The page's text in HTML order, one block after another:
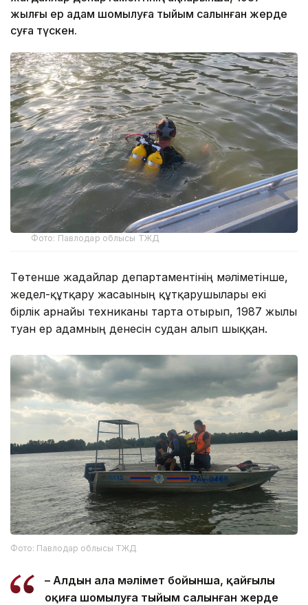
жылғы ер адам шомылуға тыйым салынған жерде
суға түскен.
Фото: Павлодар облысы ТЖД
Төтенше жағдайлар департаментінің мәліметінше,
жедел-құтқару жасағының құтқарушылары екі
бірлік арнайы техниканы тарта отырып, 1987 жылы
туған ер адамның денесін судан алып шыққан.
Фото: Павлодар облысы ТЖД
– Алдын ала мәлімет бойынша, қайғылы
оқиға шомылуға тыйым салынған жерде